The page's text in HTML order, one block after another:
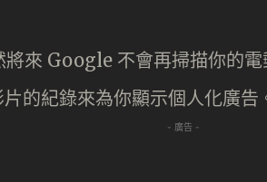
將來 Google 不會再掃描你的
的紀錄來為你顯示個人化廣
- 廣告 -